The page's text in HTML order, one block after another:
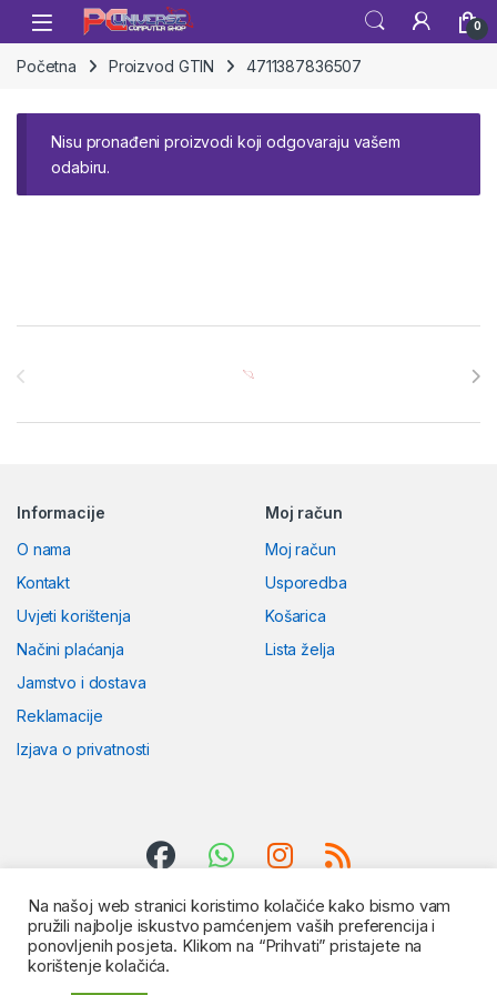
Skip to navigation
Skip to content
Open 0
Početna Proizvod GTIN 4711387836507
Nisu pronađeni proizvodi koji odgovaraju vašem
odabiru.
Informacije
O nama
Kontakt
Uvjeti korištenja
Načini plaćanja
Jamstvo i dostava
Reklamacije
Izjava o privatnosti
Moj račun
Moj račun
Usporedba
Košarica
Lista želja
Na našoj web stranici koristimo kolačiće kako bismo vam
pružili najbolje iskustvo pamćenjem vaših preferencija i
ponovljenih posjeta. Klikom na “Prihvati” pristajete na
korištenje kolačića.